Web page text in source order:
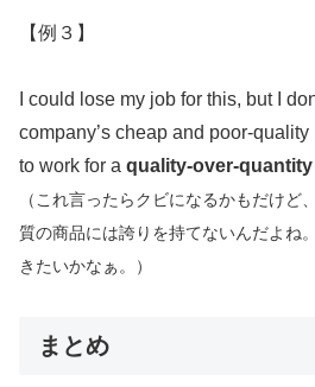
【例３】
I could lose my job for this, but I
company’s cheap and poor-
to work for a quality-over-quantity
（これ言ったらクビになるかもだけど
質の商品には誇りを持てないんだよね
きたいかなぁ。）
まとめ